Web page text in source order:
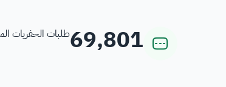
69,801طلبات الحفريات